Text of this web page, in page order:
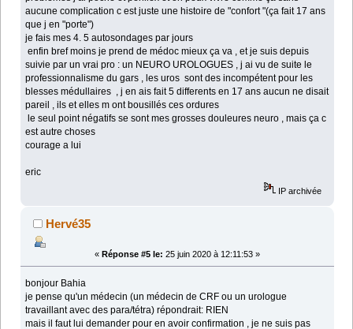
aucune complication c est juste une histoire de "confort "(ça fait 17 ans
que j en "porte")
je fais mes 4. 5 autosondages par jours
enfin bref moins je prend de médoc mieux ça va , et je suis depuis
suivie par un vrai pro : un NEURO UROLOGUES , j ai vu de suite le
professionnalisme du gars , les uros sont des incompétent pour les
blesses médullaires , j en ais fait 5 differents en 17 ans aucun ne disait
pareil , ils et elles m ont bousillés ces ordures
le seul point négatifs se sont mes grosses douleures neuro , mais ça c
est autre choses
courage a lui
eric
IP archivée
Hervé35
« Réponse #5 le: 25 juin 2020 à 12:11:53 »
bonjour Bahia
je pense qu'un médecin (un médecin de CRF ou un urologue
travaillant avec des para/tétra) répondrait: RIEN
mais il faut lui demander pour en avoir confirmation , je ne suis pas